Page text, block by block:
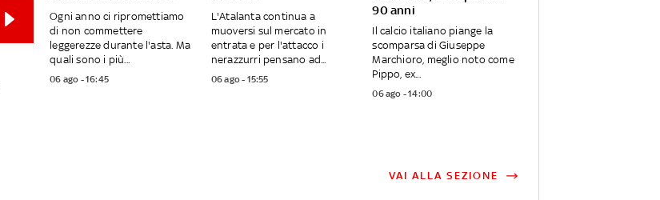
Ogni anno ci ripromettiamo
di non commettere
leggerezze durante l'asta. Ma
quali sono i più...
06 ago - 16:45
L'Atalanta continua a
muoversi sul mercato in
entrata e per l'attacco i
nerazzurri pensano ad...
06 ago - 15:55
90 anni
Il calcio italiano piange la
scomparsa di Giuseppe
Marchioro, meglio noto come
Pippo, ex...
06 ago - 14:00
VAI ALLA SEZIONE